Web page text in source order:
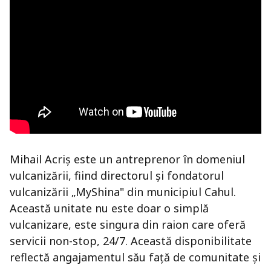
Mihail Acriș este un antreprenor în domeniul
vulcanizării, fiind directorul și fondatorul
vulcanizării „MyShina" din municipiul Cahul.
Această unitate nu este doar o simplă
vulcanizare, este singura din raion care oferă
servicii non-stop, 24/7. Această disponibilitate
reflectă angajamentul său față de comunitate și